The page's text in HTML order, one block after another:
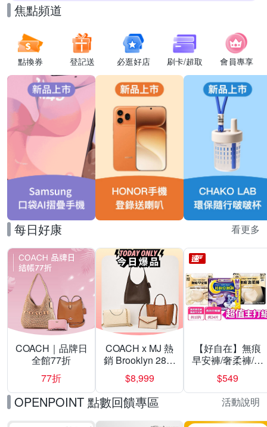
焦點頻道
點換券 登記送 必逛好店 刷卡/超取 會員專享
每日好康 看更多
COACH｜品牌日
全館77折
77折
COACH x MJ 熱
銷 Brooklyn 28／
兩用／斜背包均
一價-多款可選
$8,999
【好自在】無痕
早安褲/奢柔褲/熊
抱安睡褲 超值組
任選一組 -生理
褲/衛生棉褲(無痕
褲18片、安睡褲
24片)
$549
OPENPOINT 點數回饋專區 活動說明